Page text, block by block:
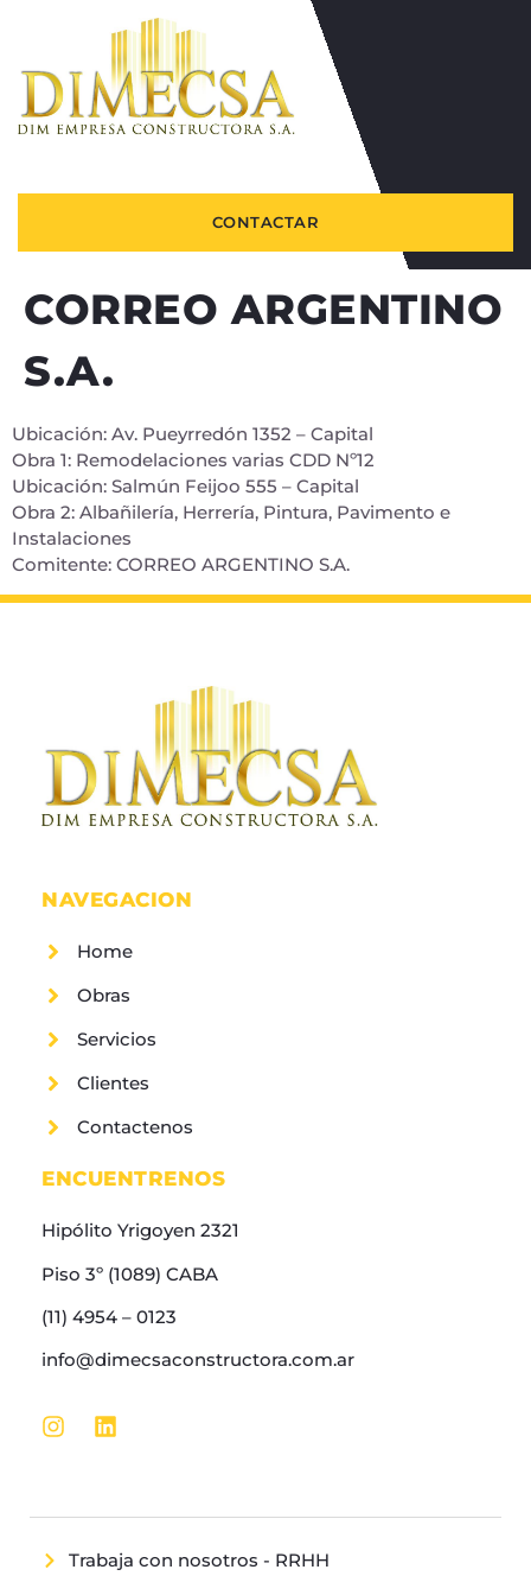
CONTACTAR
CORREO ARGENTINO
S.A.
Ubicación: Av. Pueyrredón 1352 – Capital
Obra 1: Remodelaciones varias CDD Nº12
Ubicación: Salmún Feijoo 555 – Capital
Obra 2: Albañilería, Herrería, Pintura, Pavimento e
Instalaciones
Comitente: CORREO ARGENTINO S.A.
NAVEGACION
Home
Obras
Servicios
Clientes
Contactenos
ENCUENTRENOS
Hipólito Yrigoyen 2321
Piso 3º (1089) CABA
(11) 4954 – 0123
info@dimecsaconstructora.com.ar
Trabaja con nosotros - RRHH